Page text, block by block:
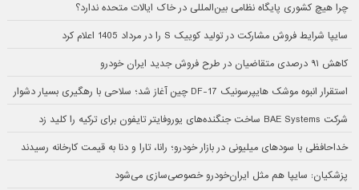
چرا هیچ کشوری پایگاه نظامی بین‌المللی در خاک ایالات متحده ندارد؟
سایپا شرایط فروش مشارکت در تولید کوییک S را در مرداد 1405 اعلام کرد
کاهش ۹۱ درصدی متقاضیان در طرح فروش جدید ایران خودرو
استقرار انبوه موشک هایپرسونیک DF-17 چین آغاز شد؛ سلاحی با رهگیری بسیار دشوار
شرکت BAE Systems ساخت جنگنده‌های یوروفایتر تایفون برای ترکیه را کلید زد
خداحافظی با سودهای میلیونی در بازار خودرو؛ رانا، تارا و دنا به قیمت کارخانه رسیدند
پزشکیان: سایپا هم مثل ایران‌خودرو خصوصی‌سازی می‌شود